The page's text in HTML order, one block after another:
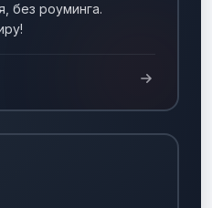
без роуминга.